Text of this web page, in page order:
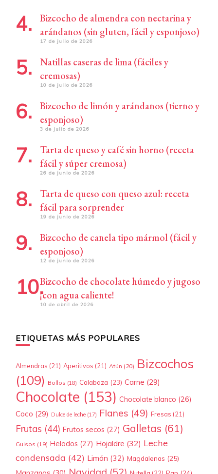
Bizcocho de almendra con nectarina y
arándanos (sin gluten, fácil y esponjoso)
17 de julio de 2026
Natillas caseras de lima (fáciles y
cremosas)
10 de julio de 2026
Bizcocho de limón y arándanos (tierno y
esponjoso)
3 de julio de 2026
Tarta de queso y café sin horno (receta
fácil y súper cremosa)
26 de junio de 2026
Tarta de queso con queso azul: receta
fácil para sorprender
19 de junio de 2026
Bizcocho de canela tipo mármol (fácil y
esponjoso)
12 de junio de 2026
Bizcocho de chocolate húmedo y jugoso
¡con agua caliente!
10 de abril de 2026
ETIQUETAS MÁS POPULARES
Almendras (21) Aperitivos (21) Atún (20) Bizcochos
(109) Bollos (18) Calabaza (23) Carne (29)
Chocolate (153) Chocolate blanco (26)
Coco (29) Dulce de leche (17) Flanes (49) Fresas (21)
Frutas (44) Frutos secos (27) Galletas (61)
Guisos (19) Helados (27) Hojaldre (32) Leche
condensada (42) Limón (32) Magdalenas (25)